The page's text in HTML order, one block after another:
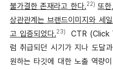
불가결한 존재라고 한다.22) 또
상관관계는 브랜드이미지와 세
고 입증되었다.23)
CTR (Click
럼 취급되던 시기가 지나 도
원하는 타깃에 대한 노출 역량